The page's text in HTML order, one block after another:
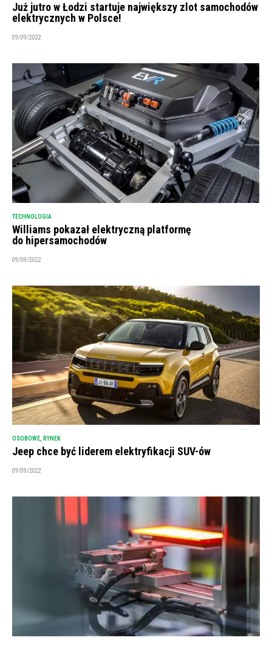
Już jutro w Łodzi startuje największy zlot samochodów
elektrycznych w Polsce!
09/09/2022
TECHNOLOGIA
Williams pokazał elektryczną platformę
do hipersamochodów
09/09/2022
OSOBOWE RYNEK
Jeep chce być liderem elektryfikacji SUV-ów
09/09/2022